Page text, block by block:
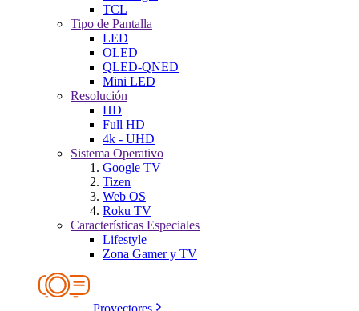
TCL
Tipo de Pantalla
LED
OLED
QLED-QNED
Mini LED
Resolución
HD
Full HD
4k - UHD
Sistema Operativo
Google TV
Tizen
Web OS
Roku TV
Características Especiales
Lifestyle
Zona Gamer y TV
Proyectores